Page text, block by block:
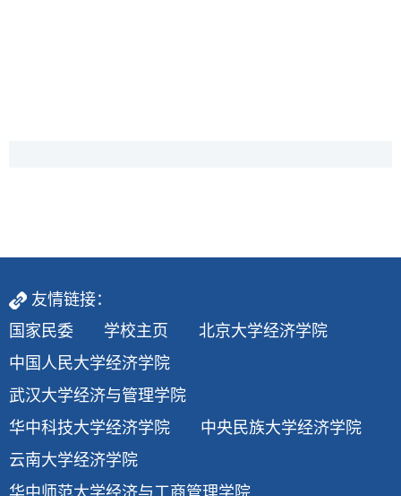
友情链接：
国家民委
学校主页
北京大学经济学院
中国人民大学经济学院
武汉大学经济与管理学院
华中科技大学经济学院
中央民族大学经济学院
云南大学经济学院
华中师范大学经济与工商管理学院